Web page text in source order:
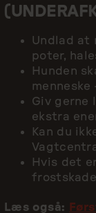
Undlad at
poter,
Hunden
Giv gerne
ekstra
Kan du
Hvis det
Læs også: